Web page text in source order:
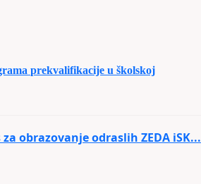
prekvalifikacije u školskoj
obrazovanje odraslih ZEDA iSK...